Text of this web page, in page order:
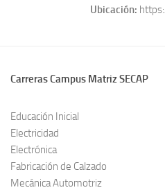
Ubicación:
Carreras Campus Matriz SECAP
Educación Inicial
Electricidad
Electrónica
Fabricación de Calzado
Mecánica Automotriz